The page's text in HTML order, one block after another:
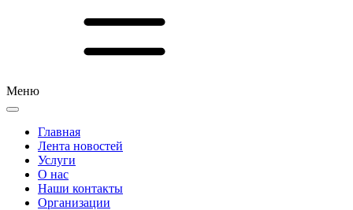
Меню
Главная
Лента новостей
Услуги
О нас
Наши контакты
Организации